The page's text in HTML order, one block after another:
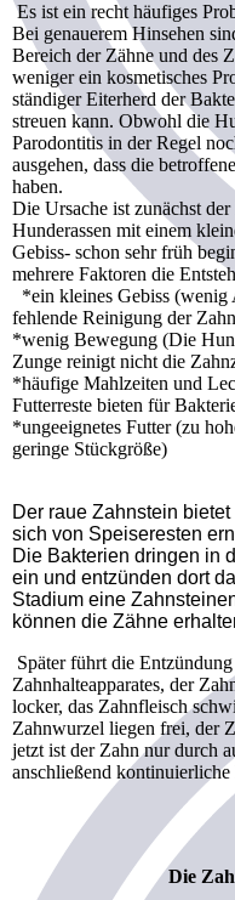
Es ist ein recht häufiges
Bei genauerem Hinsehen
Bereich der Zähne und des
weniger ein kosmetisches
ständiger Eiterherd der
streuen kann. Obwohl die
Parodontitis in der Regel
ausgehen, dass die
haben.
Die Ursache ist zunächst
Hunderassen mit einem
Gebiss- schon sehr früh
mehrere Faktoren die
*ein kleines Gebiss (wenig
fehlende Reinigung der
*wenig Bewegung (Die
Zunge reinigt nicht die
*häufige Mahlzeiten und
Futterreste bieten für
*ungeeignetes Futter (zu
geringe Stückgröße)
Der raue Zahnstein
sich von Speiseresten
Die Bakterien dringen in
ein und entzünden dort
Stadium eine
können die Zähne
Später führt die
Zahnhalteapparates, der
locker, das Zahnfleisch
Zahnwurzel liegen frei, der
jetzt ist der Zahn nur durch
anschließend
Die